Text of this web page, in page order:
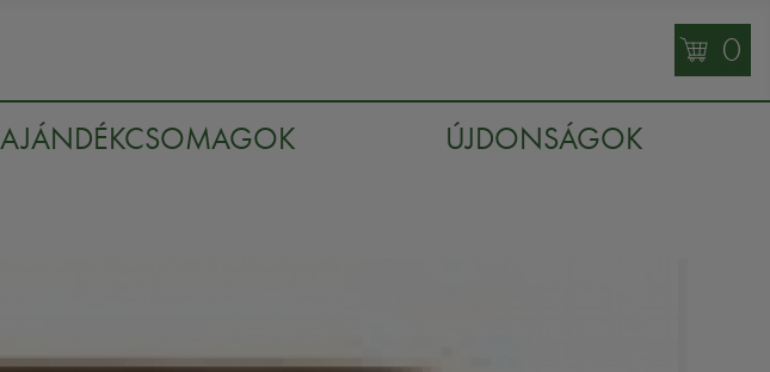
0
AJÁNDÉKCSOMAGOK ÚJDONSÁGOK